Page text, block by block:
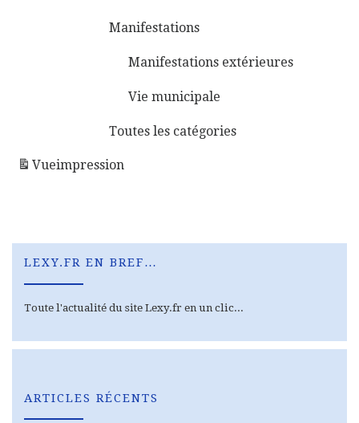
Manifestations
Manifestations extérieures
Vie municipale
Toutes les catégories
Vueimpression
LEXY.FR EN BREF…
Toute l'actualité du site Lexy.fr en un clic...
ARTICLES RÉCENTS